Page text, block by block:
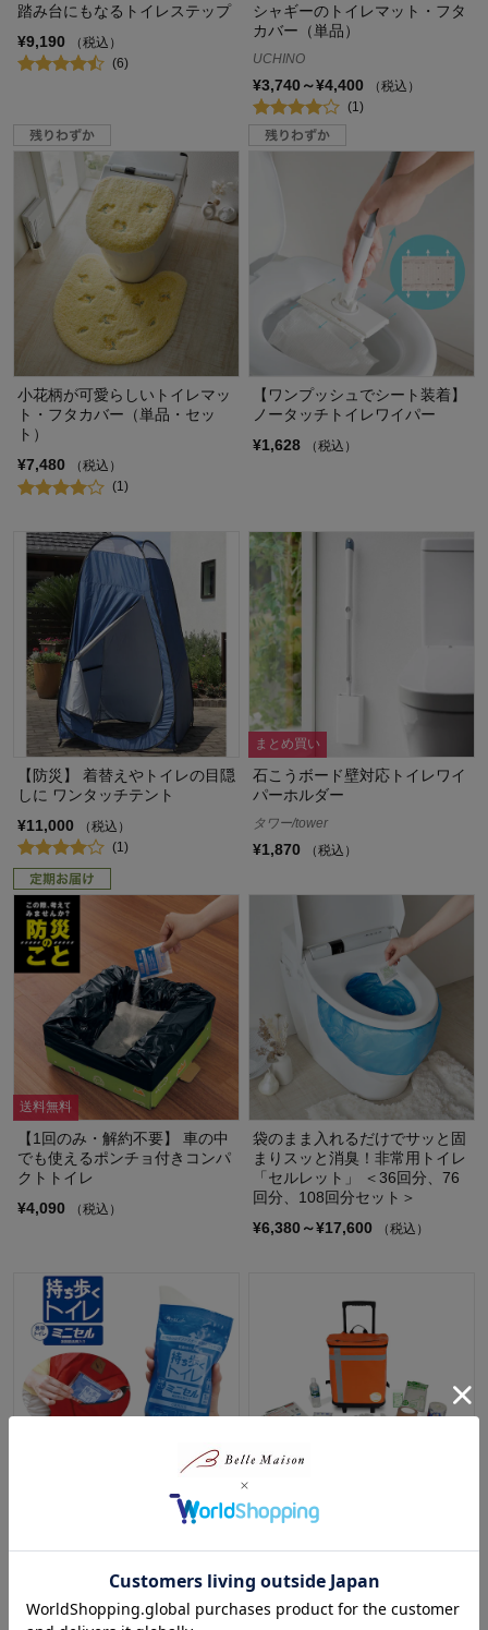
踏み台にもなるトイレステップ
¥9,190
（税込）
(6)
シャギーのトイレマット・フタ
カバー（単品）
UCHINO
¥3,740～¥4,400
（税込）
(1)
小花柄が可愛らしいトイレマッ
ト・フタカバー（単品・セッ
ト）
¥7,480
（税込）
(1)
【ワンプッシュでシート装着】
ノータッチトイレワイパー
¥1,628
（税込）
【防災】 着替えやトイレの目隠
しに ワンタッチテント
¥11,000
（税込）
(1)
まとめ買い
石こうボード壁対応トイレワイ
パーホルダー
タワー/tower
¥1,870 （税込）
送料無料
【1回のみ・解約不要】 車の中
でも使えるポンチョ付きコンパ
クトトイレ
¥4,090
（税込）
袋のまま入れるだけでサッと固
まりスッと消臭！非常用トイレ
「セルレット」 ＜36回分、76
回分、108回分セット＞
¥6,380～¥17,600
（税込）
持ち歩くトイレ ミニセル5個組
も】
（税込）
防災士監修！貯水＆浮き具にな
ュック】（1人用）
¥14,300～¥16,390